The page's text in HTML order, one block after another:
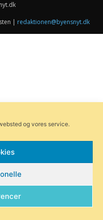
| redaktionen@byensnyt.dk
og vores service.